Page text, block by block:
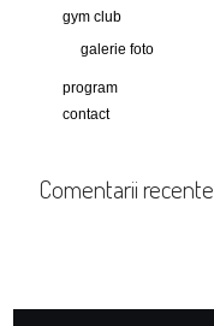
gym club
galerie foto
program
contact
Comentarii recente